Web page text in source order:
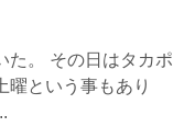
た。 その日はタカポ
曜という事もあり